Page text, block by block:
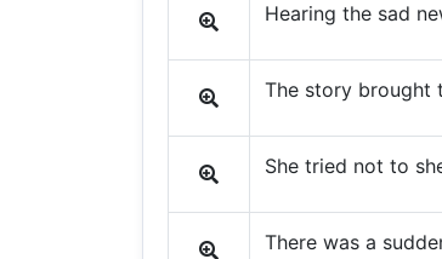
Hearing the sad
The story brought
She tried not to
There was a